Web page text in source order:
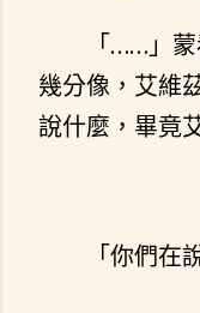
「……」
幾分像，艾維
說什麼，畢竟
「你們在